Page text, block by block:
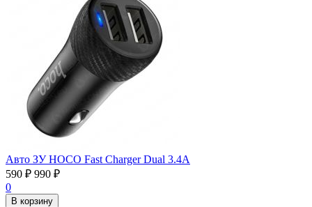
Авто ЗУ HOCO Fast Charger Dual 3.4А
590 ₽ 990 ₽
0
В корзину